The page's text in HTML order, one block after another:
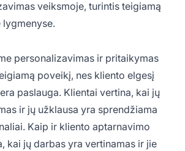
veiksmoje, turintis teigiamą
personalizavimas ir pritaikymas
poveikį, nes kliento elgesį
paslauga. Klientai vertina, kai jų
ir jų užklausa yra sprendžiama
Kaip ir kliento aptarnavimo
kai jų darbas yra vertinamas ir jie